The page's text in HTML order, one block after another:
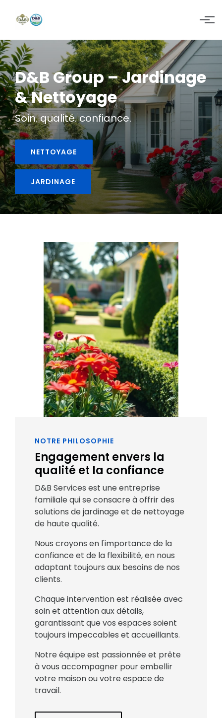
D&B Group – Jardinage
& Nettoyage
Soin. qualité. confiance.
NETTOYAGE
JARDINAGE
NOTRE PHILOSOPHIE
Engagement envers la
qualité et la confiance
D&B Services est une entreprise
familiale qui se consacre à offrir des
solutions de jardinage et de nettoyage
de haute qualité.
Nous croyons en l'importance de la
confiance et de la flexibilité, en nous
adaptant toujours aux besoins de nos
clients.
Chaque intervention est réalisée avec
soin et attention aux détails,
garantissant que vos espaces soient
toujours impeccables et accueillants.
Notre équipe est passionnée et prête
à vous accompagner pour embellir
votre maison ou votre espace de
travail.